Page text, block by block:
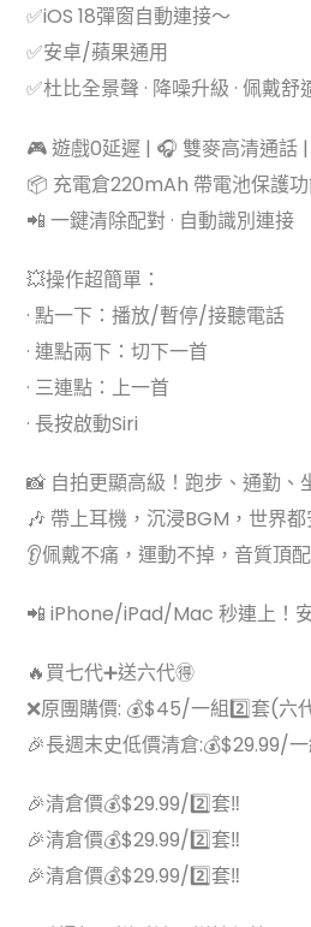
✅iOS 18彈窗自動連接～
✅安卓/蘋果通用
✅杜比全景聲 · 降噪升級 · 佩戴舒
🎮 遊戲0延遲 | 🎧 雙麥高清通話
📦 充電倉220mAh 帶電池保護
📲 一鍵清除配對 · 自動識別連接
💥操作超簡單：
· 點一下：播放/暫停/接聽電話
· 連點兩下：切下一首
· 三連點：上一首
· 長按啟動Siri
📸 自拍更顯高級！跑步、通勤、
🎶 帶上耳機，沉浸BGM，世界都
👂佩戴不痛，運動不掉，音質頂
📲 iPhone/iPad/Mac 秒連上！
🔥買七代➕送六代🉐
❌原團購價: 💰$45/一組2️⃣套(六
🎉長週末史低價清倉:💰$29.99/
🎉清倉價💰$29.99/2️⃣套‼️
🎉清倉價💰$29.99/2️⃣套‼️
🎉清倉價💰$29.99/2️⃣套‼️